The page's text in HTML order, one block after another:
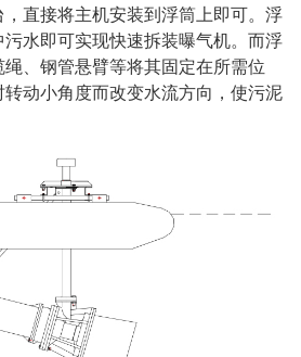
直接将主机安装到浮筒上即可。浮
水即可实现快速拆装曝气机。而浮
、钢管悬臂等将其固定在所需位
动小角度而改变水流方向，使污泥